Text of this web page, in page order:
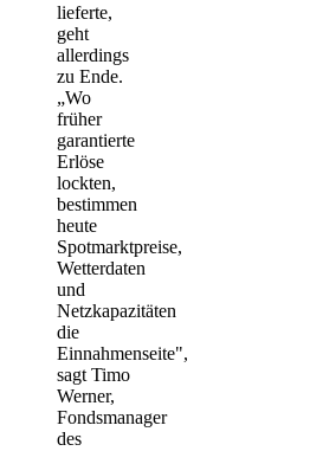
lieferte,
geht
allerdings
zu Ende.
„Wo
früher
garantierte
Erlöse
lockten,
bestimmen
heute
Spotmarktpreise,
Wetterdaten
und
Netzkapazitäten
die
Einnahmenseite",
sagt Timo
Werner,
Fondsmanager
des